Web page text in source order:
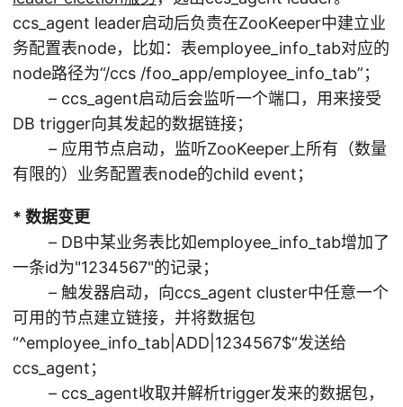
ccs_agent leader启动后负责在ZooKeeper中建立业
务配置表node，比如：表employee_info_tab对应的
node路径为“/ccs /foo_app/employee_info_tab”；
– ccs_agent启动后会监听一个端口，用来接受
DB trigger向其发起的数据链接；
– 应用节点启动，监听ZooKeeper上所有（数量
有限的）业务配置表node的child event；
* 数据变更
– DB中某业务表比如employee_info_tab增加了
一条id为"1234567"的记录；
– 触发器启动，向ccs_agent cluster中任意一个
可用的节点建立链接，并将数据包
“^employee_info_tab|ADD|1234567$“发送给
ccs_agent；
– ccs_agent收取并解析trigger发来的数据包，